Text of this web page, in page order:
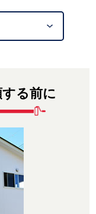
る前に